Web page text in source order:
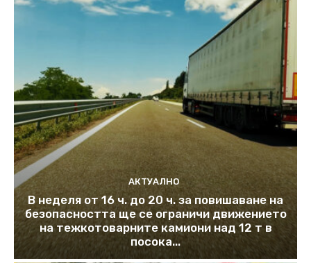
АКТУАЛНО
В неделя от 16 ч. до 20 ч. за повишаване на
безопасността ще се ограничи движението
на тежкотоварните камиони над 12 т в
посока...